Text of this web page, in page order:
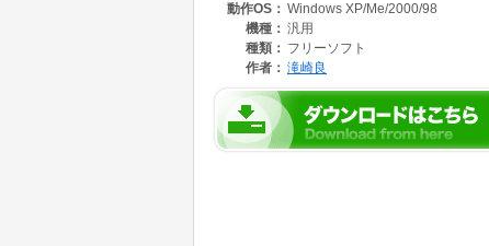
動作OS： Windows XP/Me/2000/98
機種： 汎用
種類： フリーソフト
作者： 滝崎良